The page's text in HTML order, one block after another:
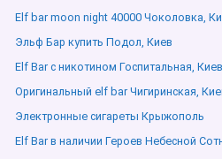
Elf bar moon night 40000 Чоколовка,
Эльф Бар купить Подол, Киев
Elf Bar с никотином Госпитальная, Киев
Оригинальный elf bar Чигиринская,
Электронные сигареты Крыжополь
Elf Bar в наличии Героев Небесной